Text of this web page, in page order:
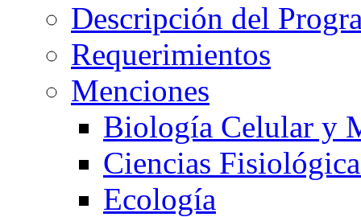
Descripción del
Requerimientos
Menciones
Biología Celular y
Ciencias
Ecología